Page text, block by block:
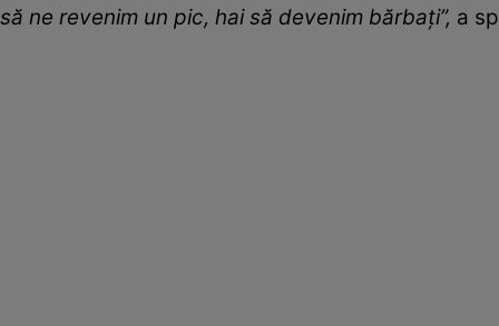
să ne revenim un pic, hai să devenim bărbați”, a